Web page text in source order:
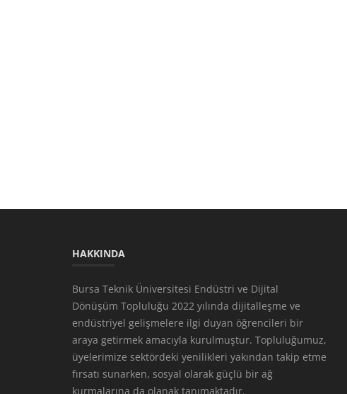
HAKKINDA
Bursa Teknik Üniversitesi Endüstri ve Dijital
Dönüşüm Topluluğu 2022 yılında dijitalleşme ve
endüstriyel gelişmelere ilgi duyan öğrencileri bir
araya getirmek amacıyla kurulmuştur. Topluluğumuz,
üyelerimize sektördeki yenilikleri yakından takip etme
fırsatı sunarken, sosyal olarak güçlü bir ağ
kurmalarına da olanak tanımaktadır.